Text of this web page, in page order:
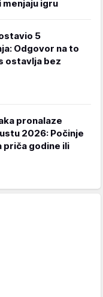
igru
5
Odgovor na to
ostavlja bez
pronalaze
2026: Počinje
priča godine ili